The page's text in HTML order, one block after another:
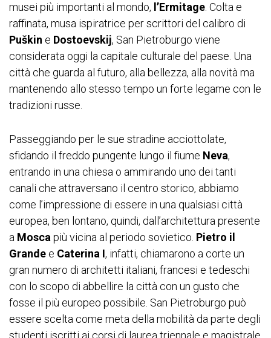
musei più importanti al mondo, l’Ermitage . Colta e
raffinata, musa ispiratrice per scrittori del calibro di
Puškin e Dostoevskij, San Pietroburgo viene
considerata oggi la capitale culturale del paese. Una
città che guarda al futuro, alla bellezza, alla novità ma
mantenendo allo stesso tempo un forte legame con le
tradizioni russe.
Passeggiando per le sue stradine acciottolate,
sfidando il freddo pungente lungo il fiume Neva,
entrando in una chiesa o ammirando uno dei tanti
canali che attraversano il centro storico, abbiamo
come l’impressione di essere in una qualsiasi città
europea, ben lontano, quindi, dall’architettura presente
a Mosca più vicina al periodo sovietico. Pietro il
Grande e Caterina I, infatti, chiamarono a corte un
gran numero di architetti italiani, francesi e tedeschi
con lo scopo di abbellire la città con un gusto che
fosse il più europeo possibile. San Pietroburgo può
essere scelta come meta della mobilità da parte degli
studenti iscritti ai corsi di laurea triennale e magistrale